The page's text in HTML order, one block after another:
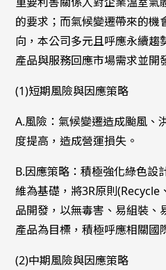
的要求；而氣候變遷帶來的機
向，本公司多元且呼應永續趨
產品與服務回應市場需求並開
(1)短期風險與因應策略
A.風險：氣候變遷造成颱風、
度提高，造成營運損失。
B.因應策略：積極強化綠色設
維為基礎，將3R原則
品開發，以無毒害、易組裝、
產品為目標，積極呼應相關國
(2)中期風險與因應策略